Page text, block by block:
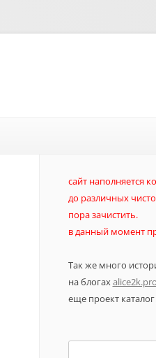
сайт наполняется
до различных
пора зачистить.
в данный момент
Так же много
на блогахalice2k.pro
еще проект каталог